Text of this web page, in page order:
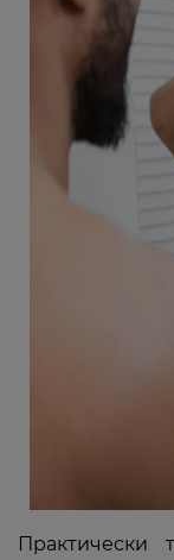
Практически